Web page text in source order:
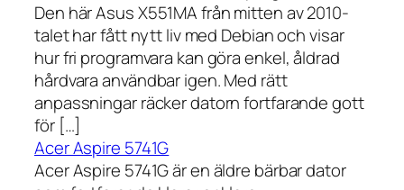
Den här Asus X551MA från mitten av 2010-
talet har fått nytt liv med Debian och visar
hur fri programvara kan göra enkel, åldrad
hårdvara användbar igen. Med rätt
anpassningar räcker datorn fortfarande gott
för […]
Acer Aspire 5741G
Acer Aspire 5741G är en äldre bärbar dator